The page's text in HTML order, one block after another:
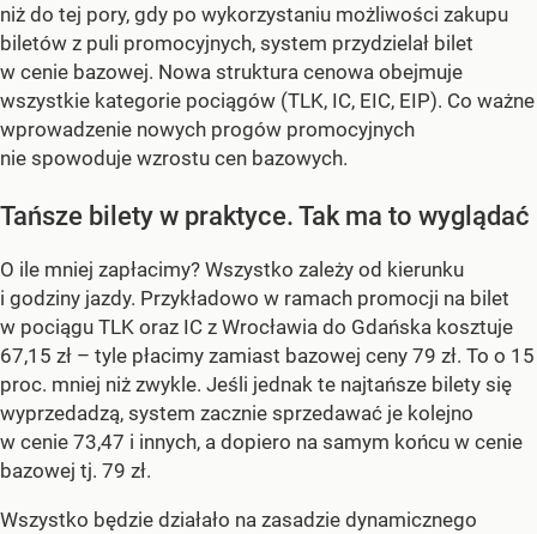
niż do tej pory, gdy po wykorzystaniu możliwości zakupu
biletów z puli promocyjnych, system przydzielał bilet
w cenie bazowej. Nowa struktura cenowa obejmuje
wszystkie kategorie pociągów (TLK, IC, EIC, EIP). Co ważne
wprowadzenie nowych progów promocyjnych
nie spowoduje wzrostu cen bazowych.
Tańsze bilety w praktyce. Tak ma to wyglądać
O ile mniej zapłacimy? Wszystko zależy od kierunku
i godziny jazdy. Przykładowo w ramach promocji na bilet
w pociągu TLK oraz IC z Wrocławia do Gdańska kosztuje
67,15 zł – tyle płacimy zamiast bazowej ceny 79 zł. To o 15
proc. mniej niż zwykle. Jeśli jednak te najtańsze bilety się
wyprzedadzą, system zacznie sprzedawać je kolejno
w cenie 73,47 i innych, a dopiero na samym końcu w cenie
bazowej tj. 79 zł.
Wszystko będzie działało na zasadzie dynamicznego